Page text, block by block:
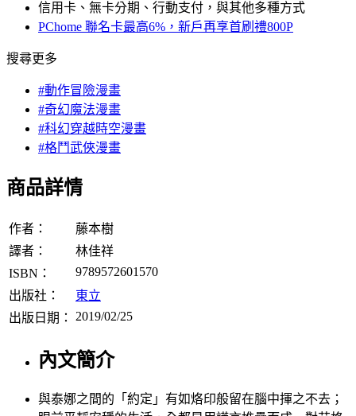
信用卡、無卡分期、行動支付，與其他多種方式
PChome 聯名卡最高6%，新戶再享首刷禮800P
搜尋更多
#動作冒險漫畫
#奇幻魔法漫畫
#科幻穿越時空漫畫
#格鬥武俠漫畫
商品詳情
作者：
藤本樹
譯者：
林佳祥
ISBN：
9789572601570
出版社：
東立
出版日期：
2019/02/25
內文簡介
與泰娜之間的「約定」有如烙印般留在腦中揮之不去；